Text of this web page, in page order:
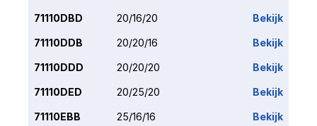
71110DBD 20/16/20 Bekijk
71110DDB 20/20/16 Bekijk
71110DDD 20/20/20 Bekijk
71110DED 20/25/20 Bekijk
71110EBB 25/16/16 Bekijk